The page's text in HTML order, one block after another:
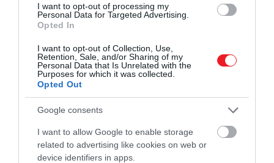
I want to opt-out of processing my
Personal Data for Targeted Advertising.
Opted In
I want to opt-out of Collection, Use,
Retention, Sale, and/or Sharing of my
Personal Data that Is Unrelated with the
Purposes for which it was collected.
Opted Out
Google consents
I want to allow Google to enable storage
related to advertising like cookies on web or
device identifiers in apps.
hozott létre olyan turisztikai célpontokon, mint
például Madrid, Malaga és Alicante. A spanyolországi
Aena dönt, és amelyeket a koronavírus-világjárvány
óta befagyasztottak, tavaly az infláció miatt 4,09%-
kal emelték.
Wilsontisztázta, hogy a légitársaság nem a
különleges bánásmódot kér, hanem egy olyan
modellt
, amely minden légitársaság számára